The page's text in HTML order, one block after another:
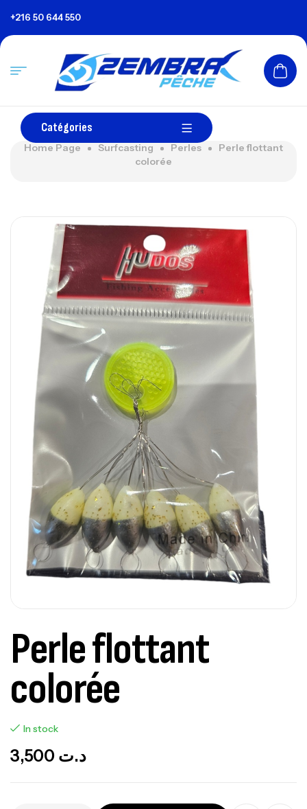
+216 50 644 550
Catégories
Home Page Surfcasting Perles
Perle flottant
colorée
Perle flottant
colorée
In stock
د.ت